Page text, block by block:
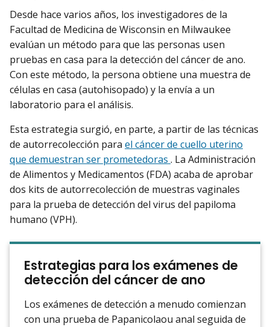
Desde hace varios años, los investigadores de la
Facultad de Medicina de Wisconsin en Milwaukee
evalúan un método para que las personas usen
pruebas en casa para la detección del cáncer de ano.
Con este método, la persona obtiene una muestra de
células en casa (autohisopado) y la envía a un
laboratorio para el análisis.
Esta estrategia surgió, en parte, a partir de las técnicas
de autorrecolección para el cáncer de cuello uterino
que demuestran ser prometedoras . La Administración
de Alimentos y Medicamentos (FDA) acaba de aprobar
dos kits de autorrecolección de muestras vaginales
para la prueba de detección del virus del papiloma
humano (VPH).
Estrategias para los exámenes de
detección del cáncer de ano
Los exámenes de detección a menudo comienzan
con una prueba de Papanicolaou anal seguida de